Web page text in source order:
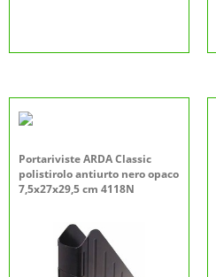
Portariviste ARDA Classic
polistirolo antiurto nero opaco
7,5x27x29,5 cm 4118N